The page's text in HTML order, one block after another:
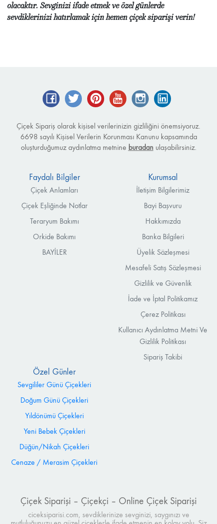
olacaktır. Sevginizi ifade etmek ve özel günlerde
sevdiklerinizi hatırlamak için hemen çiçek siparişi verin!
FacebookTwitter Pinterest YouTube Instagram
Çiçek Sipariş olarak kişisel verilerinizin gizliliğini önemsiyoruz.
6698 sayılı Kişisel Verilerin Korunması Kanunu kapsamında
oluşturduğumuz aydınlatma metnine buradan ulaşabilirsiniz.
Faydalı Bilgiler
Çiçek Anlamları
Çiçek Eşliğinde Notlar
Teraryum Bakımı
Orkide Bakımı
BAYİLER
Kurumsal
İletişim Bilgilerimiz
Bayi Başvuru
Hakkımızda
Banka Bilgileri
Üyelik Sözleşmesi
Mesafeli Satış Sözleşmesi
Gizlilik ve Güvenlik
İade ve İptal Politikamız
Çerez Politikası
Kullanıcı Aydınlatma Metni Ve
Gizlilik Politikası
Sipariş Takibi
Özel Günler
Sevgililer Günü Çiçekleri
Doğum Günü Çiçekleri
Yıldönümü Çiçekleri
Yeni Bebek Çiçekleri
Düğün/Nikah Çiçekleri
Cenaze / Merasim Çiçekleri
Çiçek Siparişi – Çiçekçi – Online Çiçek Siparişi
ciceksiparisi.com, sevdiklerinize sevginizi, saygınızı ve